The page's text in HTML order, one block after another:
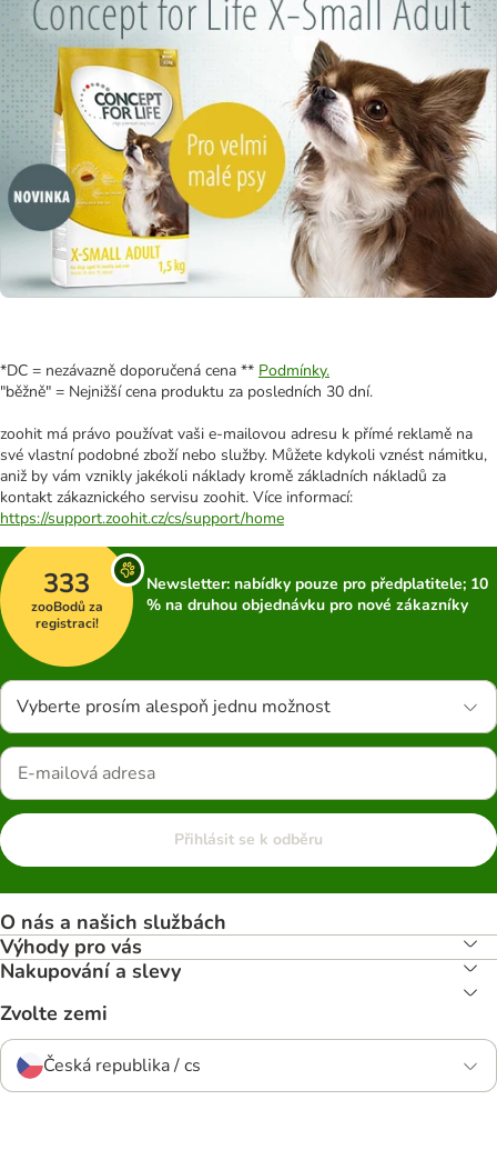
*DC = nezávazně doporučená cena ** Podmínky.
"běžně" = Nejnižší cena produktu za posledních 30 dní.
zoohit má právo používat vaši e-mailovou adresu k přímé reklamě na
své vlastní podobné zboží nebo služby. Můžete kdykoli vznést námitku,
aniž by vám vznikly jakékoli náklady kromě základních nákladů za
kontakt zákaznického servisu zoohit. Více informací:
https://support.zoohit.cz/cs/support/home
333
zooBodů za
registraci!
Newsletter: nabídky pouze pro předplatitele; 10
% na druhou objednávku pro nové zákazníky
Vyberte prosím alespoň jednu možnost
Přihlásit se k odběru
O nás a našich službách
Výhody pro vás
Nakupování a slevy
Zvolte zemi
Česká republika / cs